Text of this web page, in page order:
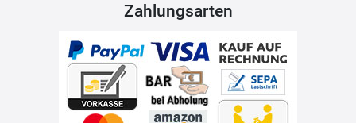
Zahlungsarten